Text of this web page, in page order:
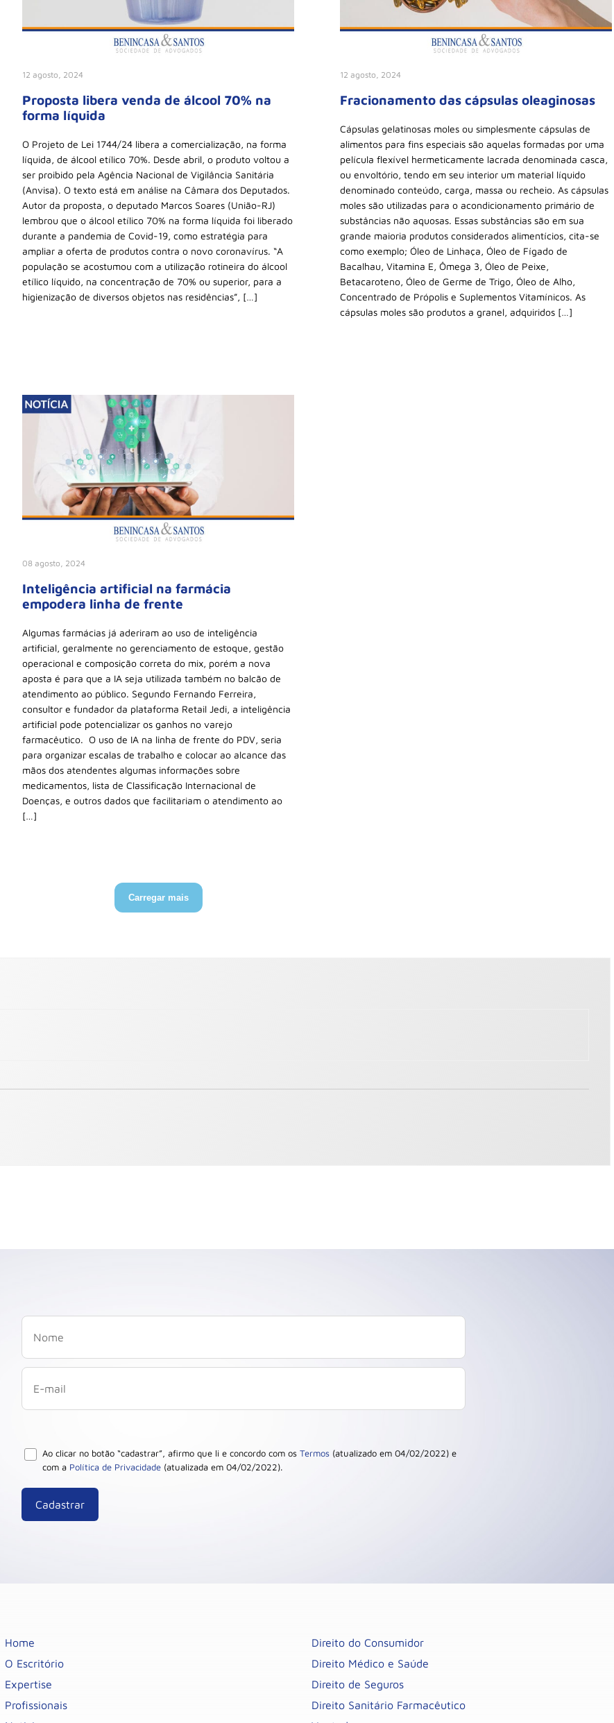
12 agosto, 2024
Proposta libera venda de álcool 70% na
forma líquida
O Projeto de Lei 1744/24 libera a comercialização, na forma
líquida, de álcool etílico 70%. Desde abril, o produto voltou a
ser proibido pela Agência Nacional de Vigilância Sanitária
(Anvisa). O texto está em análise na Câmara dos Deputados.
Autor da proposta, o deputado Marcos Soares (União-RJ)
lembrou que o álcool etílico 70% na forma líquida foi liberado
durante a pandemia de Covid-19, como estratégia para
ampliar a oferta de produtos contra o novo coronavírus. “A
população se acostumou com a utilização rotineira do álcool
etílico líquido, na concentração de 70% ou superior, para a
higienização de diversos objetos nas residências”, […]
12 agosto, 2024
Fracionamento das cápsulas oleaginosas
Cápsulas gelatinosas moles ou simplesmente cápsulas de
alimentos para fins especiais são aquelas formadas por uma
película flexível hermeticamente lacrada denominada casca,
ou envoltório, tendo em seu interior um material líquido
denominado conteúdo, carga, massa ou recheio. As cápsulas
moles são utilizadas para o acondicionamento primário de
substâncias não aquosas. Essas substâncias são em sua
grande maioria produtos considerados alimentícios, cita-se
como exemplo; Óleo de Linhaça, Óleo de Fígado de
Bacalhau, Vitamina E, Ômega 3, Óleo de Peixe,
Betacaroteno, Óleo de Germe de Trigo, Óleo de Alho,
Concentrado de Própolis e Suplementos Vitamínicos. As
cápsulas moles são produtos a granel, adquiridos […]
08 agosto, 2024
Inteligência artificial na farmácia
empodera linha de frente
Algumas farmácias já aderiram ao uso de inteligência
artificial, geralmente no gerenciamento de estoque, gestão
operacional e composição correta do mix, porém a nova
aposta é para que a IA seja utilizada também no balcão de
atendimento ao público. Segundo Fernando Ferreira,
consultor e fundador da plataforma Retail Jedi, a inteligência
artificial pode potencializar os ganhos no varejo
farmacêutico. O uso de IA na linha de frente do PDV, seria
para organizar escalas de trabalho e colocar ao alcance das
mãos dos atendentes algumas informações sobre
medicamentos, lista de Classificação Internacional de
Doenças, e outros dados que facilitariam o atendimento ao
[…]
Carregar mais
Ao clicar no botão “cadastrar”, afirmo que li e concordo com os Termos (atualizado em 04/02/2022) e
com a Política de Privacidade (atualizada em 04/02/2022).
Home
O Escritório
Expertise
Profissionais
Direito do Consumidor
Direito Médico e Saúde
Direito de Seguros
Direito Sanitário Farmacêutico